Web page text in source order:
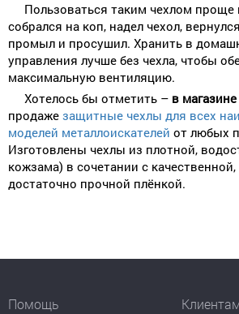
Пользоваться таким чехлом проще
собрался на коп, надел чехол,
промыл и просушил. Хранить в
управления лучше без чехла, чтобы
максимальную вентиляцию.
Хотелось бы отметить – в
продаже защитные чехлы для всех
моделей металлоискателей от любых
Изготовлены чехлы из плотной,
кожзама) в сочетании с
достаточно прочной плёнкой.
Помощь